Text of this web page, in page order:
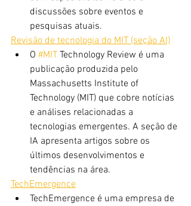
discussões sobre eventos e
pesquisas atuais.
Revisão de tecnologia do MIT (seção AI)
O #MIT Technology Review é uma
publicação produzida pelo
Massachusetts Institute of
Technology (MIT) que cobre notícias
e análises relacionadas a
tecnologias emergentes. A seção de
IA apresenta artigos sobre os
últimos desenvolvimentos e
tendências na área.
TechEmergence
TechEmergence é uma empresa de